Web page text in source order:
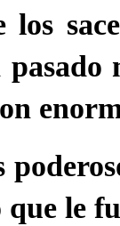
los
que le